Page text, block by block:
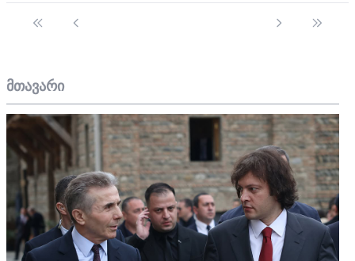
მთავარი